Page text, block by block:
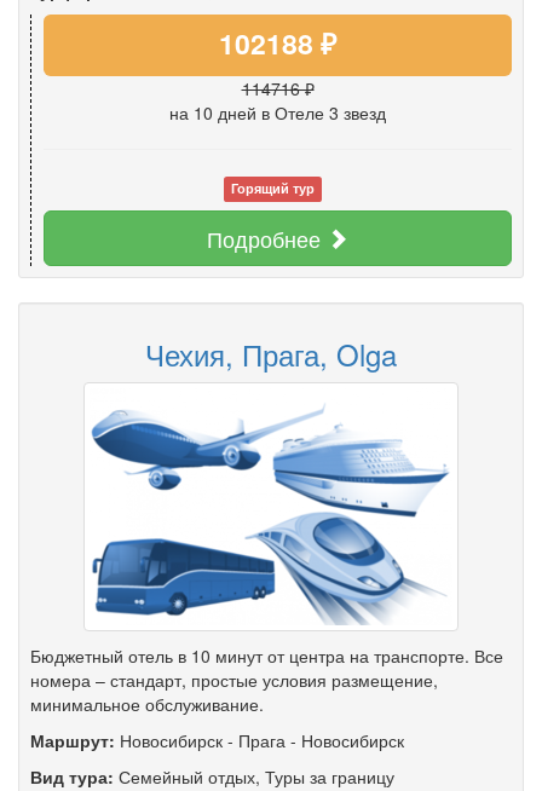
102188 ₽
114716 ₽
на 10 дней в Отеле 3 звезд
Горящий тур
Подробнее
Чехия, Прага, Olga
Бюджетный отель в 10 минут от центра на транспорте. Все
номера – стандарт, простые условия размещение,
минимальное обслуживание.
Маршрут: Новосибирск - Прага - Новосибирск
Вид тура: Семейный отдых, Туры за границу